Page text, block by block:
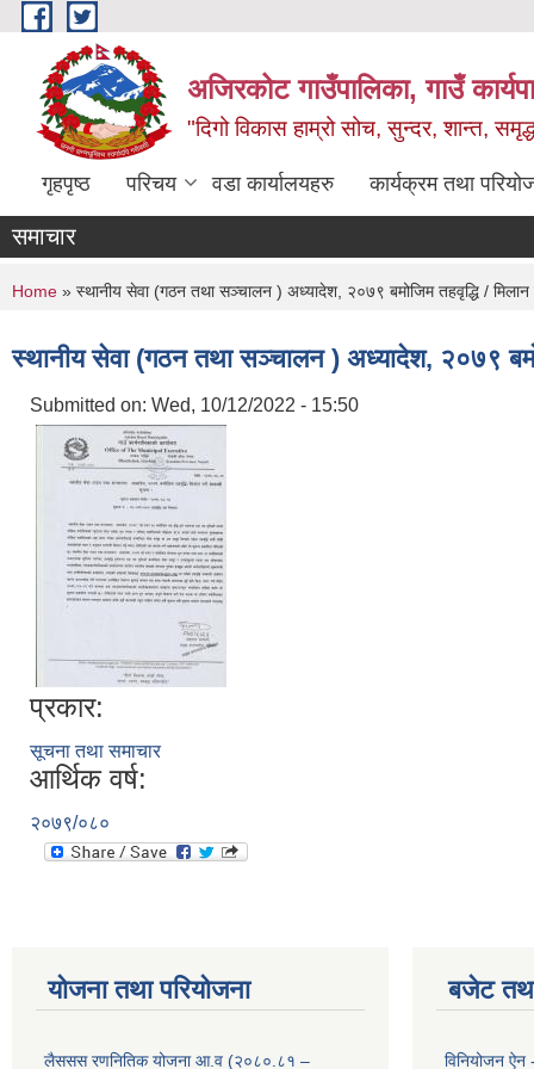
Skip to main content
अजिरकोट गाउँपालिका, गाउँ
"दिगो विकास हाम्रो सोच, सुन्दर, शान्त,
गृहपृष्ठ परिचय वडा कार्यालयहरु कार्यक्रम तथा
समाचार
You are here
Home » स्थानीय सेवा (गठन तथा सञ्चालन ) अध्यादेश, २०७९ बमोजिम तहवृद्धि / मिलान
स्थानीय सेवा (गठन तथा सञ्चालन ) अध्यादेश, २०७९
Submitted on: Wed, 10/12/2022 - 15:50
प्रकार:
सूचना तथा समाचार
आर्थिक वर्ष:
२०७९/०८०
योजना तथा परियोजना
लैससस रणनितिक योजना आ.व (२०८०.८१ –
बजेट
विनियोजन